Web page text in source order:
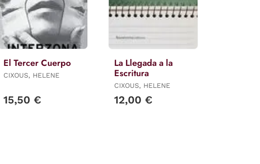
El Tercer Cuerpo
CIXOUS, HELENE
15,50 €
La Llegada a la
Escritura
CIXOUS, HELENE
12,00 €